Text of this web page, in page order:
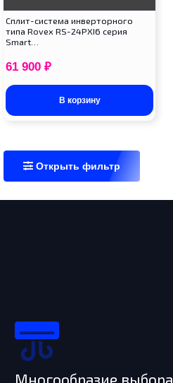
Cплит-система инверторного
типа Rovex RS-24PXI6 серия
Smart…
61 900 ₽
В корзину
Открыть фильтр
Многообразие выбора